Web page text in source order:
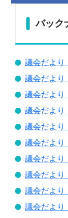
バック
議会だよ
議会だよ
議会だよ
議会だよ
議会だよ
議会だよ
議会だよ
議会だよ
議会だよ
議会だよ